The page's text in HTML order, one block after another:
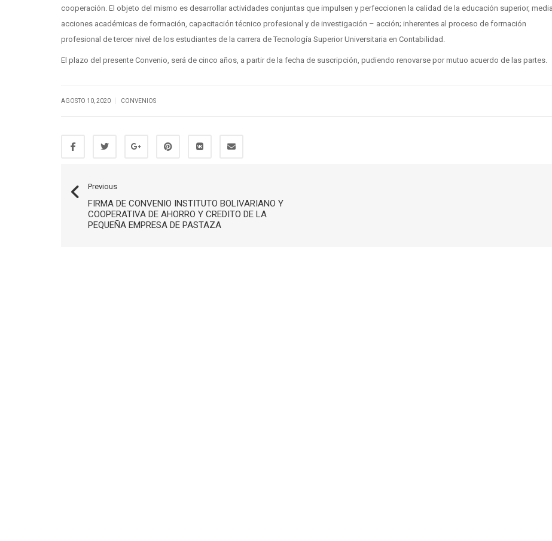
cooperación. El objeto del mismo es desarrollar actividades conjuntas que impulsen y perfeccionen la calidad de la educación superior,
acciones académicas de formación, capacitación técnico profesional y de investigación – acción; inherentes al proceso de formación
profesional de tercer nivel de los estudiantes de la carrera de Tecnología Superior Universitaria en Contabilidad.
El plazo del presente Convenio, será de cinco años, a partir de la fecha de suscripción, pudiendo renovarse por mutuo acuerdo de las partes.
AGOSTO 10, 2020 CONVENIOS
Previous
FIRMA DE CONVENIO INSTITUTO BOLIVARIANO Y
COOPERATIVA DE AHORRO Y CREDITO DE LA
PEQUEÑA EMPRESA DE PASTAZA